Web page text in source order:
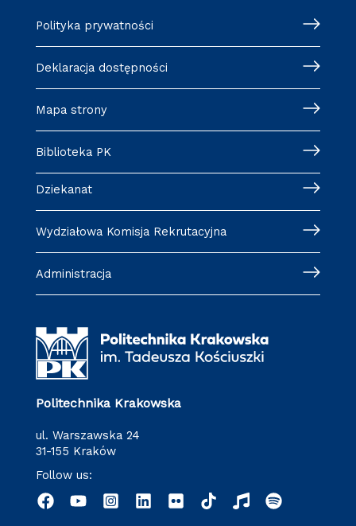
Polityka prywatności
Deklaracja dostępności
Mapa strony
Biblioteka PK
Dziekanat
Wydziałowa Komisja Rekrutacyjna
Administracja
Politechnika Krakowska
ul. Warszawska 24
31-155 Kraków
Follow us: